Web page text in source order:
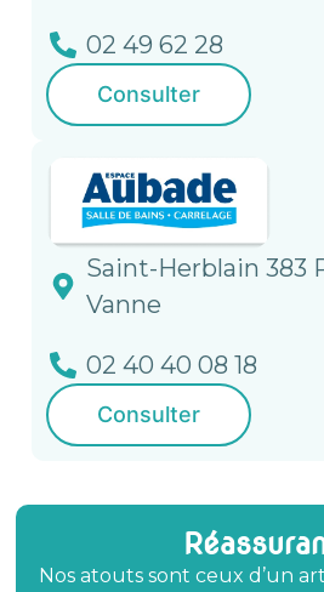
02 49 62 28
Consulter
Saint-Herblain 383
Vanne
02 40 40 08 18
Consulter
Nos atouts sont ceux d’un